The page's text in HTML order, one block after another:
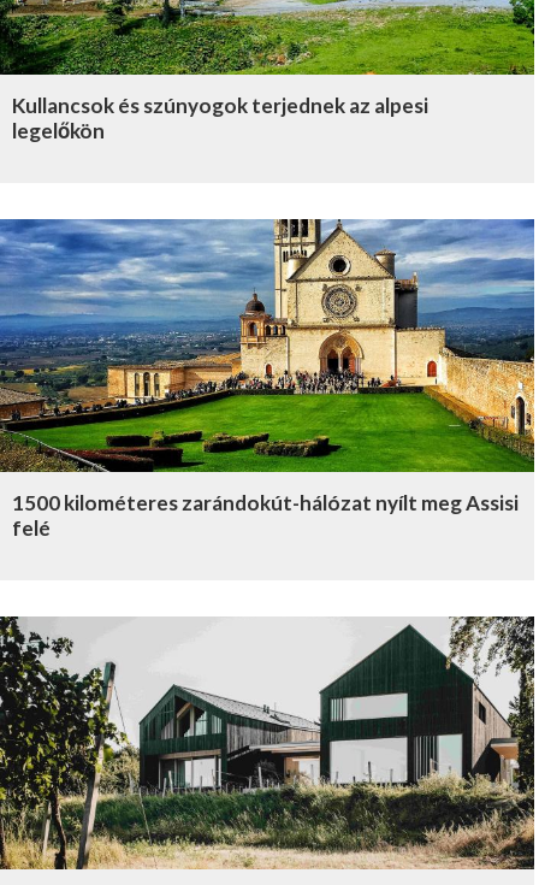
Kullancsok és szúnyogok terjednek az alpesi
legelőkön
1500 kilométeres zarándokút-hálózat nyílt meg Assisi
felé